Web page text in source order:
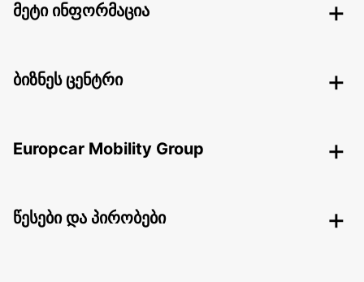
მეტი ინფორმაცია
ბიზნეს ცენტრი
Europcar Mobility Group
წესები და პირობები